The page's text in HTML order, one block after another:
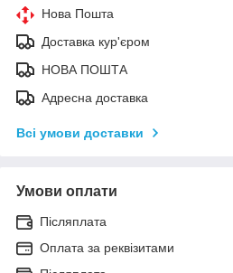
Нова Пошта
Доставка кур'єром
НОВА ПОШТА
Адресна доставка
Всі умови доставки
Умови оплати
Післяплата
Оплата за реквізитами